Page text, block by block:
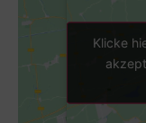
Klicke
Klicke